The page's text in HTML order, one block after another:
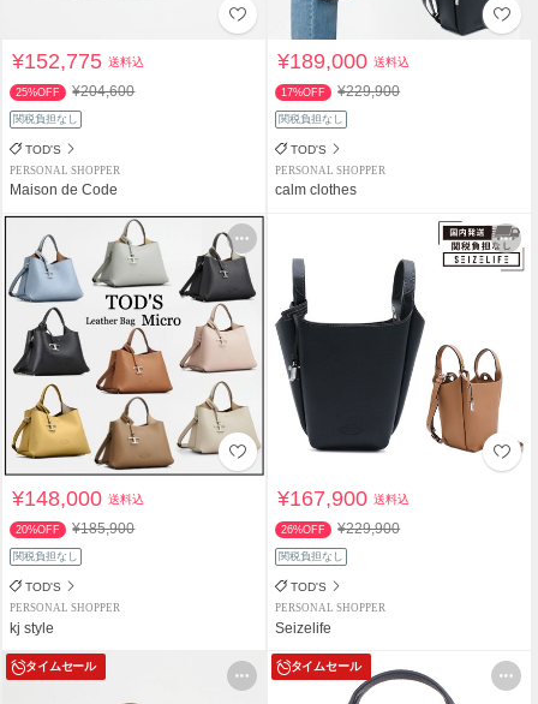
¥152,775送料込
25%OFF ¥204,600
関税負担なし
TOD'S
PERSONAL SHOPPER
Maison de Code
¥189,000送料込
17%OFF ¥229,900
関税負担なし
TOD'S
PERSONAL SHOPPER
calm clothes
¥148,000送料込
20%OFF ¥185,900
関税負担なし
TOD'S
PERSONAL SHOPPER
kj style
¥167,900送料込
26%OFF ¥229,900
関税負担なし
TOD'S
PERSONAL SHOPPER
Seizelife
タイムセール タイムセール